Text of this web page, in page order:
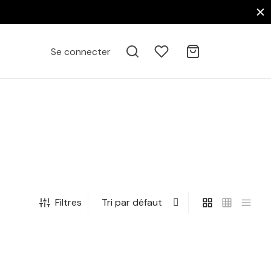
Se connecter
Filtres